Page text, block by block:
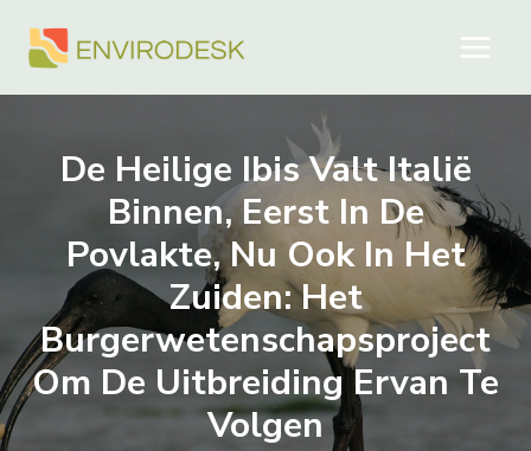
naar
De Heilige Ibis Valt Italië
Binnen, Eerst In De
Povlakte, Nu Ook In Het
Zuiden: Het
Burgerwetenschapsproject
Om De Uitbreiding Ervan Te
Volgen